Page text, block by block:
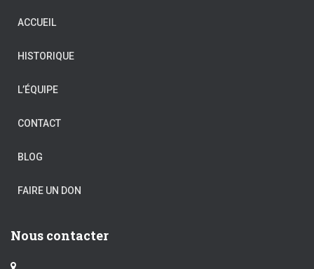
ACCUEIL
HISTORIQUE
L’ÉQUIPE
CONTACT
BLOG
FAIRE UN DON
Nous contacter